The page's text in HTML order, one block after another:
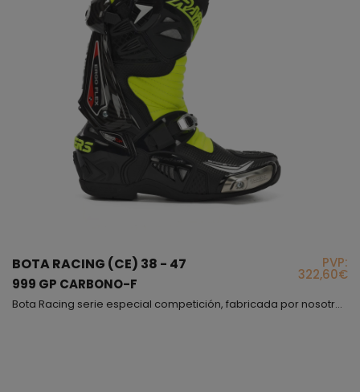
BOTA RACING (CE) 38 - 47
999 GP CARBONO-F
PVP:
322,60€
Bota Racing serie especial competición, fabricada por nosotros en España, este es nuestro modelo de gama alta, el que usan nuestros pilotos, este modelo nació en nuestra fabrica y una vez finalizado se entregó a los pilotos para que ellos mismos la testaran, fuimos siguiendo sus indicaciones e hicimos todas las modificaciones y cambios necesarios hasta conseguir una bota perfecta, cómoda y muy segura, podríamos decir que esta bota cuando te la pones sientes que el mi...